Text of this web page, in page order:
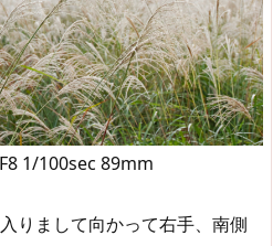
1/100sec 89mm
りまして向かって右手、南側